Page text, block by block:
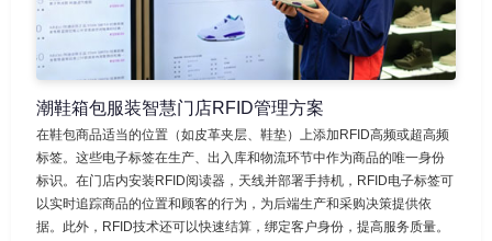
潮鞋箱包服装智慧门店RFID管理方案
在鞋包商品适当的位置（如皮革夹层、鞋垫）上添加RFID高频或超高频
标签。这些电子标签在生产、出入库和物流环节中作为商品的唯一身份
标识。在门店内安装RFID阅读器，天线并部署手持机，RFID电子标签可
以实时追踪商品的位置和顾客的行为，为后端生产和采购决策提供依
据。此外，RFID技术还可以快速结算，绑定客户身份，提高服务质量。